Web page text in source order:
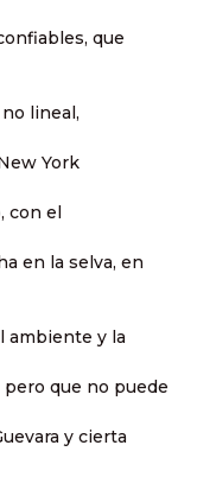
que
lineal,
York
con el
en la selva, en
ambiente y la
que no puede
y cierta